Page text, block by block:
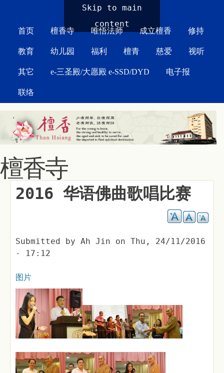
Skip to main
content
首页 檀香寺 唯悟法师 成立檀香 修持
教育 幼儿园 福利 檀青 慈爱 视听
其它 e-三圣殿/大愿殿 e-SSD/DYD 电子报
联络
檀香寺
2016 华语佛曲歌唱比赛
Submitted by Ah Jin on Thu, 24/11/2016
- 17:12
图片